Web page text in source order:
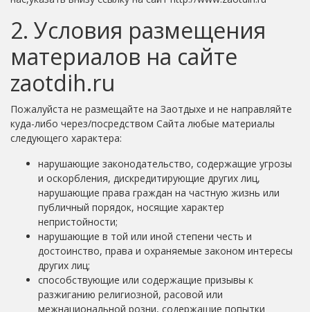
2. Условия размещения
материалов на сайте
zaotdih.ru
Пожалуйста не размещайте на Заотдыхе и не направляйте
куда-либо через/посредством Сайта любые материалы
следующего характера:
нарушающие законодательство, содержащие угрозы
и оскорбления, дискредитирующие других лиц,
нарушающие права граждан на частную жизнь или
публичный порядок, носящие характер
непристойности;
нарушающие в той или иной степени честь и
достоинство, права и охраняемые законом интересы
других лиц;
способствующие или содержащие призывы к
разжиганию религиозной, расовой или
межнациональной розни, содержащие попытки